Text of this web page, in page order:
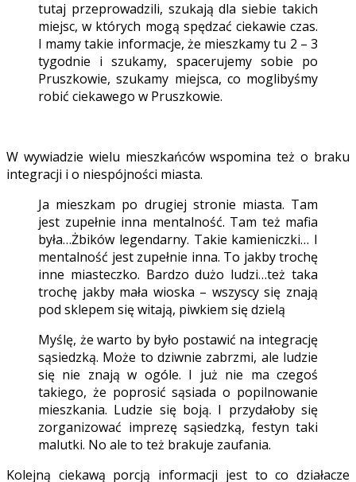
tutaj przeprowadzili, szukają dla siebie takich
miejsc, w których mogą spędzać ciekawie czas.
I mamy takie informacje, że mieszkamy tu 2 – 3
tygodnie i szukamy, spacerujemy sobie po
Pruszkowie, szukamy miejsca, co moglibyśmy
robić ciekawego w Pruszkowie.
W wywiadzie wielu mieszkańców wspomina też o braku
integracji i o niespójności miasta.
Ja mieszkam po drugiej stronie miasta. Tam
jest zupełnie inna mentalność. Tam też mafia
była…Żbików legendarny. Takie kamieniczki… I
mentalność jest zupełnie inna. To jakby trochę
inne miasteczko. Bardzo dużo ludzi…też taka
trochę jakby mała wioska – wszyscy się znają
pod sklepem się witają, piwkiem się dzielą
Myślę, że warto by było postawić na integrację
sąsiedzką. Może to dziwnie zabrzmi, ale ludzie
się nie znają w ogóle. I już nie ma czegoś
takiego, że poprosić sąsiada o popilnowanie
mieszkania. Ludzie się boją. I przydałoby się
zorganizować imprezę sąsiedzką, festyn taki
malutki. No ale to też brakuje zaufania.
Kolejną ciekawą porcją informacji jest to co działacze